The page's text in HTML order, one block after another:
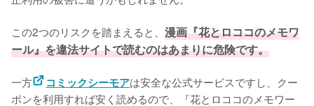
この2つのリスクを踏まえると、 漫画『花とロココのメモワ
ール』を違法サイトで読むのはあまりに危険です。
一方 コミックシーモアは安全な公式サービスですし、クー
ポンを利用すれば安く読めるので、『花とロココのメモワー